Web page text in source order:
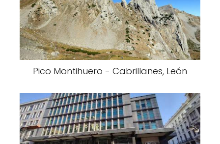
Pico Montihuero - Cabrillanes, León